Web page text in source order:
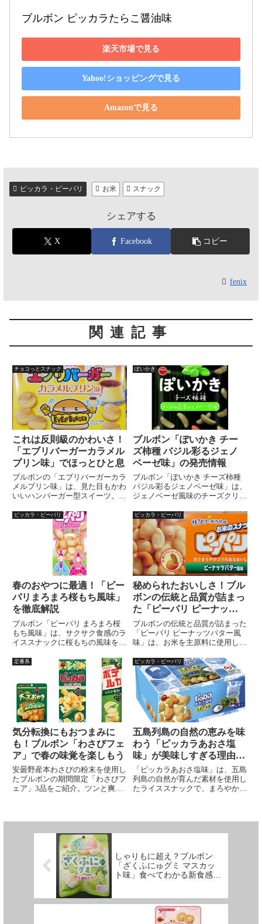
ブルボン ピッカラたらこ醤油味
楽天市場で見る
Yahoo!ショッピングで見る
Amazonで見る
ピッカラ・ピーパリ お米 スナック
シェアする
X Facebook コピー
fenix
関連記事
チョコっとスナック
これは反則級のかわいさ！
「エブリバーガーカラメル
プリン味」でほっとひと息
ブルボンの「エブリバーガーカラ
メルプリン味」は、見た目もかわ
いいハンバーガー型スイーツ。ほ
ろやかなプリン風味のクリームを
サンド。レトロなプリンを思わせ
る味わいとサクサクの食感で、お
やつにも気分転換にもぴったりな
期間限定のお菓子です。
ぽいかき
ブルボン「ぽいかき チー
ズ柿種 バジル彩るジェノ
ベーゼ味」の発売情報
ブルボン「ぽいかき チーズ柿種
バジル彩るジェノベーゼ味」は、
ジェノベーゼ風味のチーズクリー
ローストアーモンドをミックスし
ました。バジルの爽やかな香りが
日常に彩を与えてくれます。発売
日：2023年9月26日内容量：34g
参考小売価格 (税抜)：￥148
ピッカラ・ピーパリ
春のおやつに最適！「ピー
パリまろまろ桜もち風味」
を徹底解説
ブルボン「ピーパリ まろまろ桜
もち風味」は、サクサク食感のラ
イススナックに桜もちの風味を重
わいとカシューナッツのコクがク
セになるひなまつり対応スナック
ピッカラ・ピーパリ
秘められたおいしさ！ブル
ボンの伝統と品質が詰まっ
た「ピーパリ ピーナッツ
バター風味」
ブルボンの伝統と品質が詰まった
「ピーパリ ピーナッツバター風
味」は、お米を主原料に使用しノ
とした食感のお菓子です。衣掛け
されたカシューナッツがアクセン
トとなり、後引くおいしさを楽し
める、一度食べるとクセになるピ
ーナッツバターの甘じょっぱさが
特長のライススナック！
定番系
気分転換にもおつまみに
も！ブルボン「わさびフェ
ア」で春の味覚を楽しもう
安曇野産本わさびの粉末を使用し
たブルボンの期間限定「わさびフ
ェア」3品をご紹介。ツンと爽や
やおつまみにもぴったりな個性派
スナックをぜひチェック！
ピッカラ・ピーパリ
五島列島の自然の恵みを味
わう「ピッカラあおさ塩
味」が美味しすぎる理由と
は？
「ピッカラあおさ塩味」は、五島
列島の自然が育んだ素材を使用し
たライススナックで、まろやかな
ながら楽しみましょう！
しゃりもに超え？ブルボン
「ざくふにゅグミ マスカッ
ト味」食べてわかる新食感の